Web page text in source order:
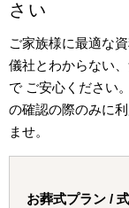
さい
ご家族様に最適な
儀社とわからない
で ご安心ください
の確認の際のみに
ませ。
お葬式プラン /